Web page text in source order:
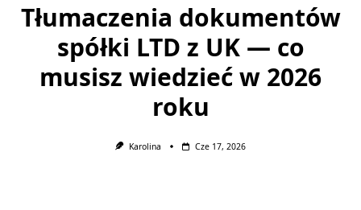
Tłumaczenia dokumentów
spółki LTD z UK — co
musisz wiedzieć w 2026
roku
Karolina Cze 17, 2026